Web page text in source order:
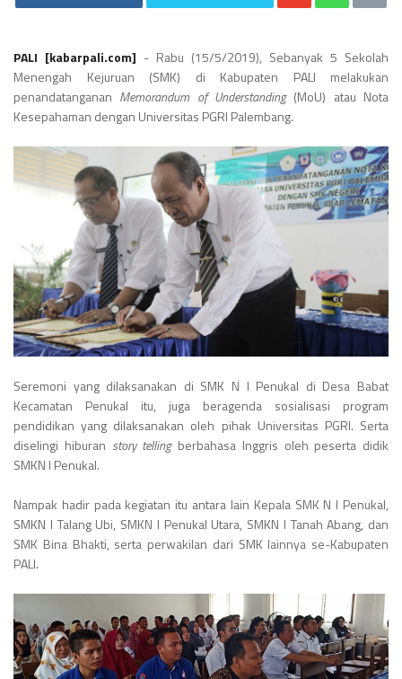
PALI [kabarpali.com] - Rabu (15/5/2019), Sebanyak 5 Sekolah
Menengah Kejuruan (SMK) di Kabupaten PALI melakukan
penandatanganan Memorandum of Understanding(MoU) atau Nota
Kesepahaman dengan Universitas PGRI Palembang.
Seremoni yang dilaksanakan di SMK N I Penukal di Desa Babat
Kecamatan Penukal itu, juga beragenda sosialisasi program
pendidikan yang dilaksanakan oleh pihak Universitas PGRI. Serta
diselingi hiburan story tellingberbahasa Inggris oleh peserta didik
SMKN I Penukal.
Nampak hadir pada kegiatan itu antara lain Kepala SMK N I Penukal,
SMKN I Talang Ubi, SMKN I Penukal Utara, SMKN I Tanah Abang, dan
SMK Bina Bhakti, serta perwakilan dari SMK lainnya se-Kabupaten
PALI.